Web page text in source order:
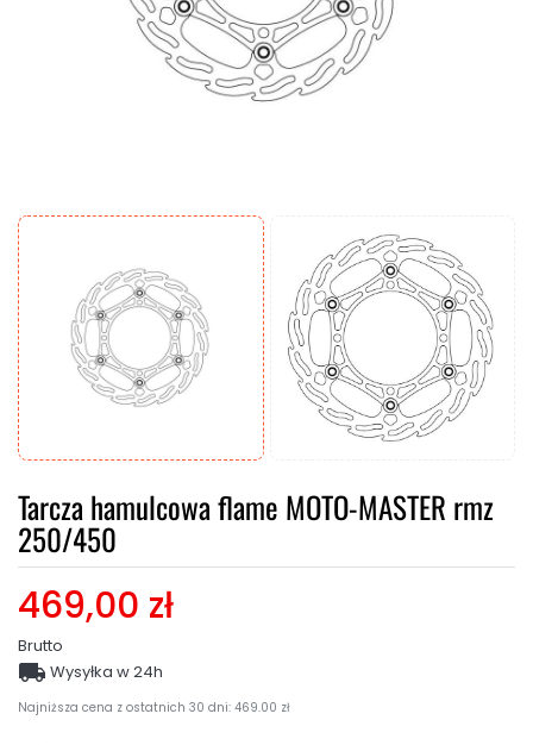
Tarcza hamulcowa flame MOTO-MASTER rmz
250/450
469,00 zł
Brutto
Najniższa cena z ostatnich 30 dni: 469.00 zł
 Wysyłka w 24h